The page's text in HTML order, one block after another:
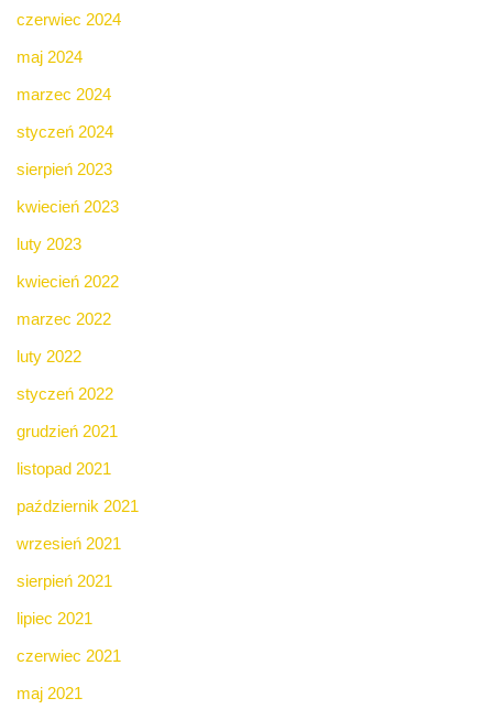
czerwiec 2024
maj 2024
marzec 2024
styczeń 2024
sierpień 2023
kwiecień 2023
luty 2023
kwiecień 2022
marzec 2022
luty 2022
styczeń 2022
grudzień 2021
listopad 2021
październik 2021
wrzesień 2021
sierpień 2021
lipiec 2021
czerwiec 2021
maj 2021